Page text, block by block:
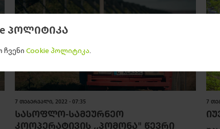
პოლიტიკა
Cookie პოლიტიკა.
7 ᲗᲔᲑᲔᲠᲕᲐᲚᲘ, 2022 - 07:35
ᲡᲐᲡᲝᲤᲚᲝ-ᲡᲐᲛᲔᲣᲠᲜᲔᲝ
ᲙᲝᲝᲞᲔᲠᲐᲢᲘᲕᲘᲡ ,,ᲞᲝᲛᲝᲜᲐ" ᲬᲔᲕᲠᲘ
7